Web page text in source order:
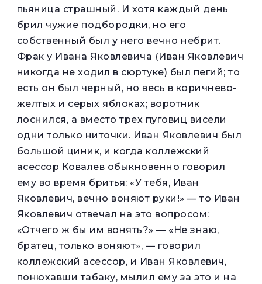
пьяница страшный. И хотя каждый день
брил чужие подбородки, но его
собственный был у него вечно небрит.
Фрак у Ивана Яковлевича (Иван Яковлевич
никогда не ходил в сюртуке) был пегий; то
есть он был черный, но весь в коричнево-
желтых и серых яблоках; воротник
лоснился, а вместо трех пуговиц висели
одни только ниточки. Иван Яковлевич был
большой циник, и когда коллежский
асессор Ковалев обыкновенно говорил
ему во время бритья: «У тебя, Иван
Яковлевич, вечно воняют руки!» — то Иван
Яковлевич отвечал на это вопросом:
«Отчего ж бы им вонять?» — «Не знаю,
братец, только воняют», — говорил
коллежский асессор, и Иван Яковлевич,
понюхавши табаку, мылил ему за это и на